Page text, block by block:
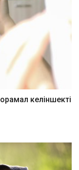
келіншекті